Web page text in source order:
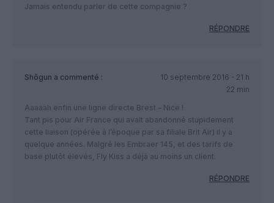
Jamais entendu parler de cette compagnie ?
RÉPONDRE
Shôgun a commenté :
10 septembre 2016 - 21 h
22 min
Aaaaah enfin une ligne directe Brest – Nice !
Tant pis pour Air France qui avait abandonné stupidement
cette liaison (opérée à l’époque par sa filiale Brit Air) il y a
quelque années. Malgré les Embraer 145, et des tarifs de
base plutôt élevés, Fly Kiss a déjà au moins un client.
RÉPONDRE